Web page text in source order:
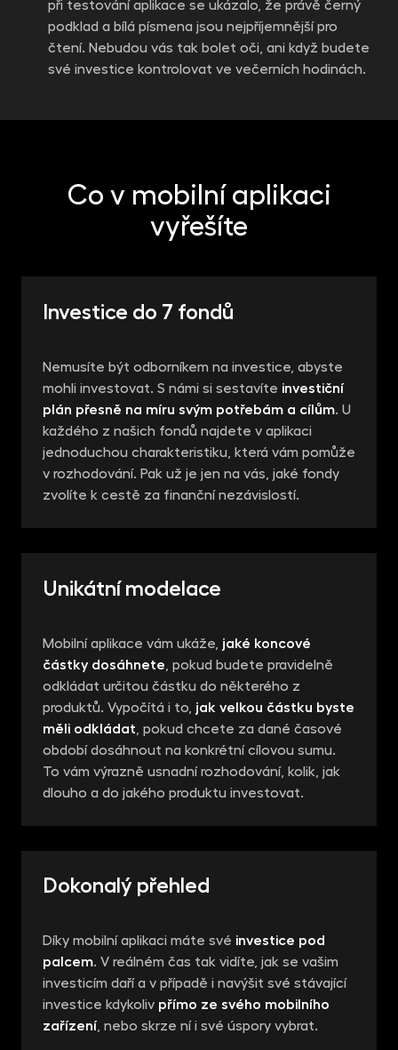
při testování aplikace se ukázalo, že právě černý
podklad a bílá písmena jsou nejpříjemnější pro
čtení. Nebudou vás tak bolet oči, ani když budete
své investice kontrolovat ve večerních hodinách.
Co v mobilní aplikaci
vyřešíte
Investice do 7 fondů
Nemusíte být odborníkem na investice, abyste
mohli investovat. S námi si sestavíte investiční
plán přesně na míru svým potřebám a cílům. U
každého z našich fondů najdete v aplikaci
jednoduchou charakteristiku, která vám pomůže
v rozhodování. Pak už je jen na vás, jaké fondy
zvolíte k cestě za finanční nezávislostí.
Unikátní modelace
Mobilní aplikace vám ukáže, jaké koncové
částky dosáhnete , pokud budete pravidelně
odkládat určitou částku do některého z
produktů. Vypočítá i to, jak velkou částku byste
měli odkládat , pokud chcete za dané časové
období dosáhnout na konkrétní cílovou sumu.
To vám výrazně usnadní rozhodování, kolik, jak
dlouho a do jakého produktu investovat.
Dokonalý přehled
Díky mobilní aplikaci máte své investice pod
palcem. V reálném čas tak vidíte, jak se vašim
investicím daří a v případě i navýšit své stávající
investice kdykoliv přímo ze svého mobilního
zařízení, nebo skrze ní i své úspory vybrat.